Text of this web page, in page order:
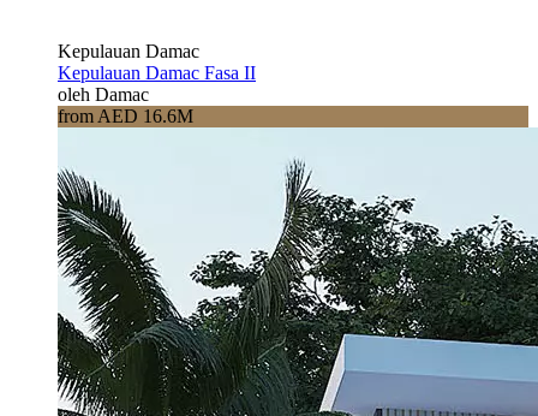
Kepulauan Damac
Kepulauan Damac Fasa II
oleh Damac
from AED 16.6M